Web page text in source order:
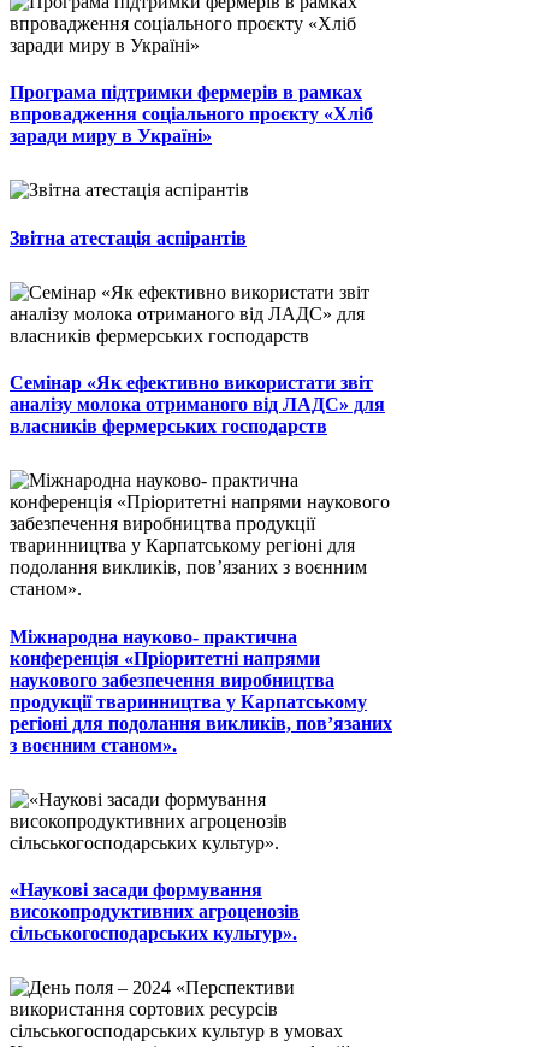
Програма підтримки фермерів в рамках
впровадження соціального проєкту «Хліб
заради миру в Україні»
Звітна атестація аспірантів
Семінар «Як ефективно використати звіт
аналізу молока отриманого від ЛАДС» для
власників фермерських господарств
Міжнародна науково- практична
конференція «Пріоритетні напрями
наукового забезпечення виробництва
продукції тваринництва у Карпатському
регіоні для подолання викликів, пов’язаних
з воєнним станом».
«Наукові засади формування
високопродуктивних агроценозів
сільськогосподарських культур».